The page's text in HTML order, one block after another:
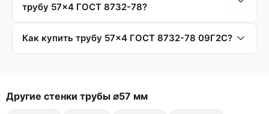
трубу 57×4 ГОСТ 8732-78?
Как купить трубу 57×4 ГОСТ 8732-78 09Г2С?
Другие стенки трубы ⌀57 мм